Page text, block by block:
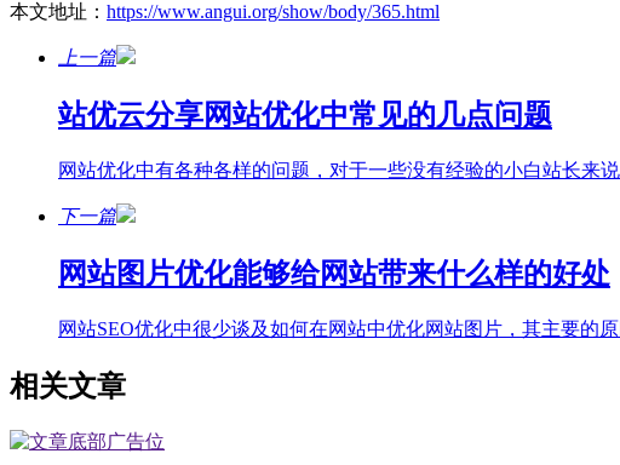
本文地址： https://www.angui.org/show/body/365.html
上一篇
站优云分享网站优化中常见的几点问题
网站优化中有各种各样的问题，对于一些没有经验的小白站长来
下一篇
网站图片优化能够给网站带来什么样的好处
网站SEO优化中很少谈及如何在网站中优化网站图片，其主要的
相关文章